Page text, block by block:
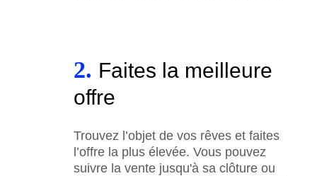
2. Faites la meilleure
offre
Trouvez l’objet de vos rêves et faites
l’offre la plus élevée. Vous pouvez
suivre la vente jusqu'à sa clôture ou